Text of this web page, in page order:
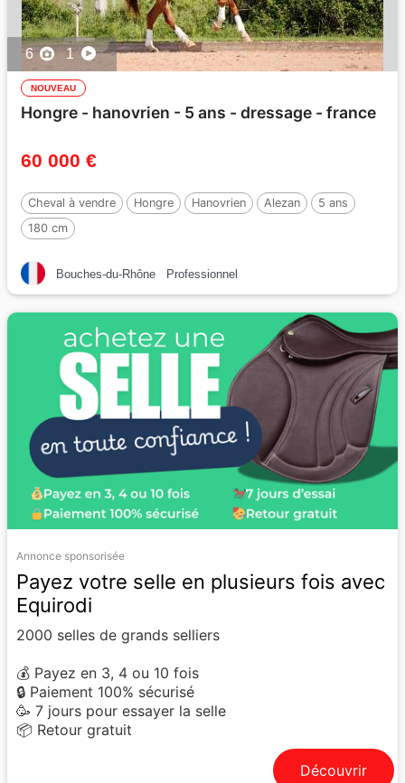
6 1
NOUVEAU
Hongre - hanovrien - 5 ans - dressage - france
60 000 €
Cheval à vendre Hongre Hanovrien Alezan
5 ans
180 cm
Bouches-du-Rhône Professionnel
Annonce sponsorisée
Payez votre selle en plusieurs fois avec
Equirodi
2000 selles de grands selliers
💰 Payez en 3, 4 ou 10 fois
🔒 Paiement 100% sécurisé
🥳 7 jours pour essayer la selle
📦 Retour gratuit
Découvrir